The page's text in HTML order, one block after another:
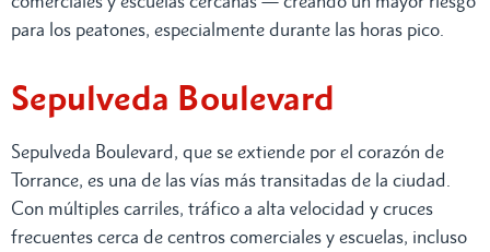
para los peatones, especialmente durante las horas pico.
Sepulveda Boulevard
Sepulveda Boulevard, que se extiende por el corazón de
Torrance, es una de las vías más transitadas de la ciudad.
Con múltiples carriles, tráfico a alta velocidad y cruces
frecuentes cerca de centros comerciales y escuelas, incluso